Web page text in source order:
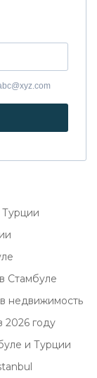
Стамбуле
недвижимость
2026 году
и Турции